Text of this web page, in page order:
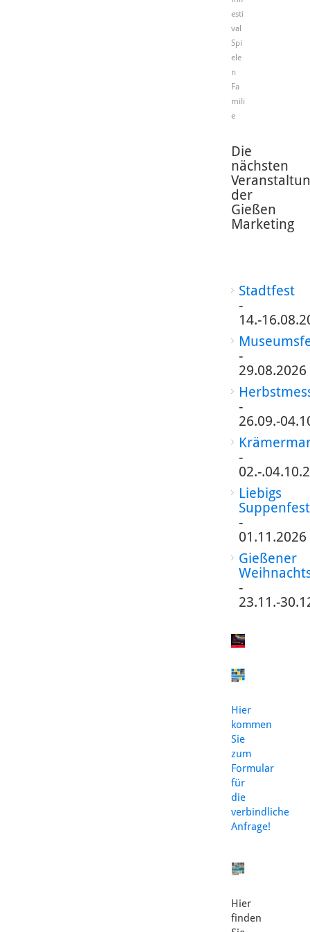
esti
val
Spi
ele
n
Fa
mili
e
Die
nächsten
der
Gießen
Marketing
Stadtfest
-
14.-
-
29.08.2026
-
26.09.-
-
02.-
Liebigs
Suppenfest
-
01.11.2026
Gießener
-
23.11.-
Hier
kommen
Sie
zum
Formular
für
die
verbindliche
Anfrage!
Hier
finden